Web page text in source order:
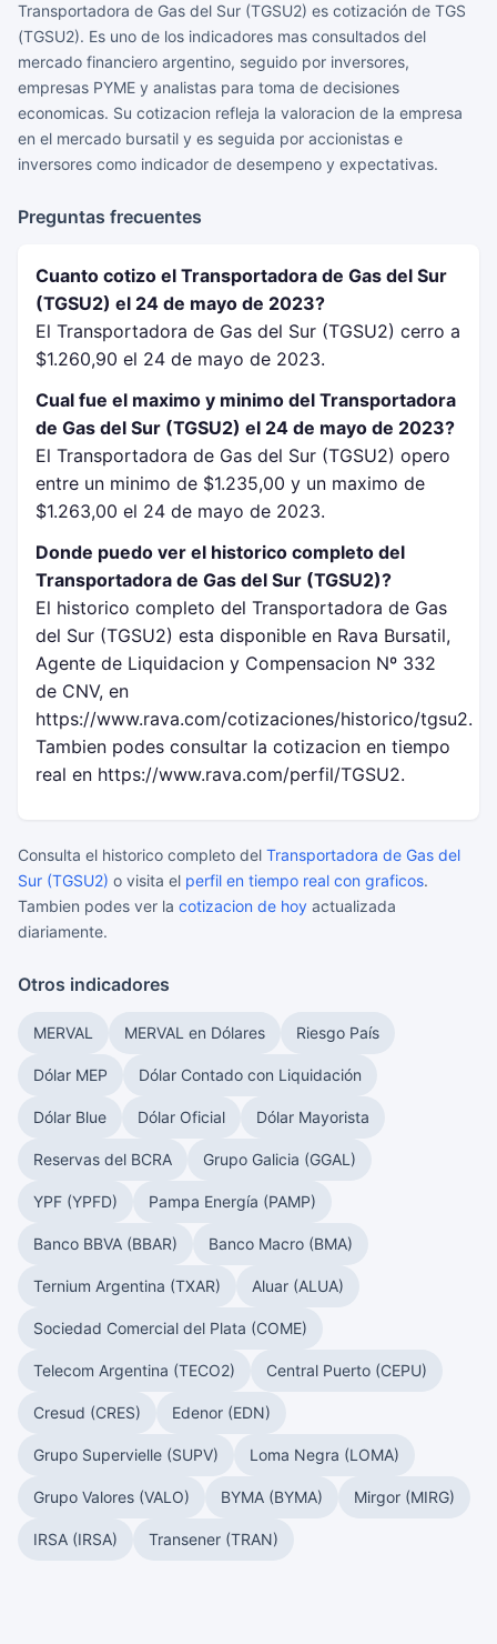
Transportadora de Gas del Sur (TGSU2) es cotización de TGS
(TGSU2). Es uno de los indicadores mas consultados del
mercado financiero argentino, seguido por inversores,
empresas PYME y analistas para toma de decisiones
economicas. Su cotizacion refleja la valoracion de la empresa
en el mercado bursatil y es seguida por accionistas e
inversores como indicador de desempeno y expectativas.
Preguntas frecuentes
Cuanto cotizo el Transportadora de Gas del Sur
(TGSU2) el 24 de mayo de 2023?
El Transportadora de Gas del Sur (TGSU2) cerro a
$1.260,90 el 24 de mayo de 2023.
Cual fue el maximo y minimo del Transportadora
de Gas del Sur (TGSU2) el 24 de mayo de 2023?
El Transportadora de Gas del Sur (TGSU2) opero
entre un minimo de $1.235,00 y un maximo de
$1.263,00 el 24 de mayo de 2023.
Donde puedo ver el historico completo del
Transportadora de Gas del Sur (TGSU2)?
El historico completo del Transportadora de Gas
del Sur (TGSU2) esta disponible en Rava Bursatil,
Agente de Liquidacion y Compensacion Nº 332
de CNV, en
https://www.rava.com/cotizaciones/historico/tgsu2.
Tambien podes consultar la cotizacion en tiempo
real en https://www.rava.com/perfil/TGSU2.
Consulta el historico completo del Transportadora de Gas del
Sur (TGSU2) o visita el perfil en tiempo real con graficos.
Tambien podes ver la cotizacion de hoy actualizada
diariamente.
Otros indicadores
MERVAL MERVAL en Dólares Riesgo País
Dólar MEP Dólar Contado con Liquidación
Dólar Blue Dólar Oficial Dólar Mayorista
Reservas del BCRA Grupo Galicia (GGAL)
YPF (YPFD) Pampa Energía (PAMP)
Banco BBVA (BBAR) Banco Macro (BMA)
Ternium Argentina (TXAR) Aluar (ALUA)
Sociedad Comercial del Plata (COME)
Telecom Argentina (TECO2) Central Puerto (CEPU)
Cresud (CRES) Edenor (EDN)
Grupo Supervielle (SUPV) Loma Negra (LOMA)
Grupo Valores (VALO) BYMA (BYMA) Mirgor (MIRG)
IRSA (IRSA) Transener (TRAN)